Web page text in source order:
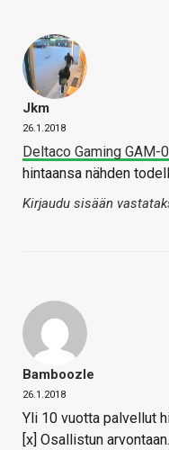
Jkm
26.1.2018
Deltaco Gaming
hintaansa nähden
Kirjaudu sisään
Bamboozle
26.1.2018
Yli 10 vuotta palvellut
[x] Osallistun arvontaan.